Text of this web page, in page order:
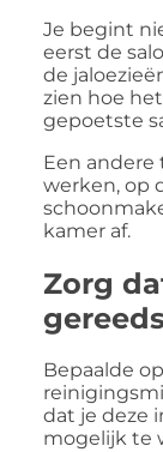
Je begint
eerst de
de
zien hoe
gepoetste
Een andere
werken, op
kamer af.
Zorg
Bepaalde
dat je deze
mogelijk te